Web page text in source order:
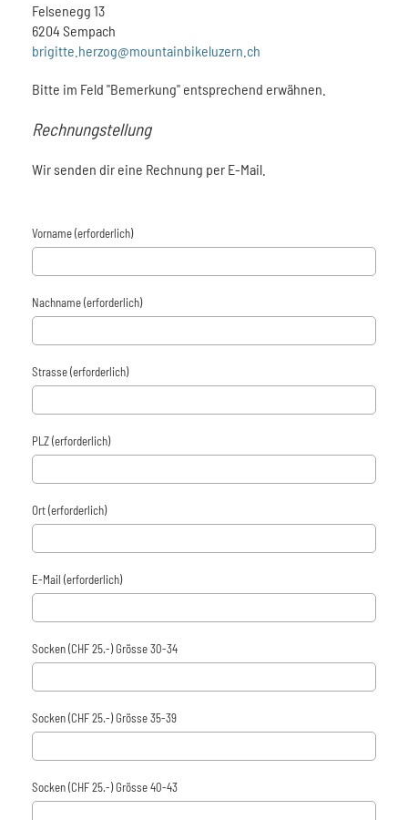
Felsenegg 13
6204 Sempach
brigitte.herzog@mountainbikeluzern.ch
Bitte im Feld "Bemerkung" entsprechend erwähnen.
Rechnungstellung
Wir senden dir eine Rechnung per E-Mail.
Vorname (erforderlich)
Nachname (erforderlich)
Strasse (erforderlich)
PLZ (erforderlich)
Ort (erforderlich)
E-Mail (erforderlich)
Socken (CHF 25.-) Grösse 30-34
Socken (CHF 25.-) Grösse 35-39
Socken (CHF 25.-) Grösse 40-43